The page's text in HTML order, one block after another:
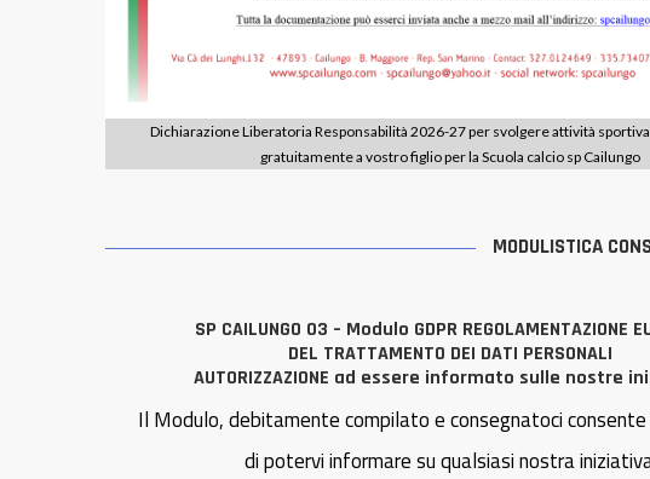
Dichiarazione Liberatoria Responsabilità 2026-27 per svolgere attività
gratuitamente a vostro figlio per la Scuola calcio sp Cailungo
MODULISTICA
SP CAILUNGO 03 – Modulo GDPR REGOLAMENTAZIONE
DEL TRATTAMENTO DEI DATI PERSONALI
AUTORIZZAZIONE ad essere informato sulle nostre
Il Modulo, debitamente compilato e consegnatoci consente
di potervi informare su qualsiasi nostra